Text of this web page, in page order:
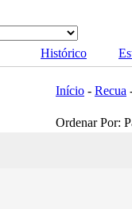
Histórico
Início - Recua
Ordenar Por: